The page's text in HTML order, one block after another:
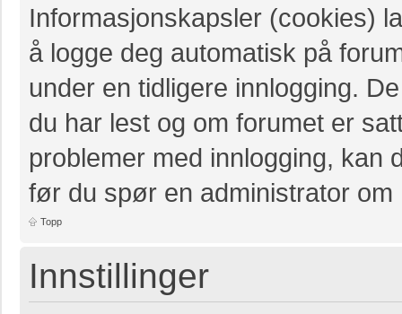
Informasjonskapsler (cookies)
å logge deg automatisk på
under en tidligere innlogging.
du har lest og om forumet er
problemer med innlogging,
før du spør en administrator
Topp
Innstillinger